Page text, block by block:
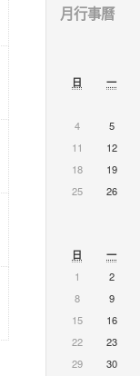
月行事曆
日 一
4
5
11
12
18
19
25
26
日 一
1
2
8
9
15
16
22
23
29
30